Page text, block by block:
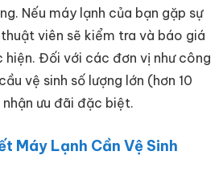
Nếu máy lạnh của bạn gặp sự
viên sẽ kiểm tra và báo giá
Đối với các đơn vị như công
vệ sinh số lượng lớn (hơn 10
ưu đãi đặc biệt.
Máy Lạnh Cần Vệ Sinh